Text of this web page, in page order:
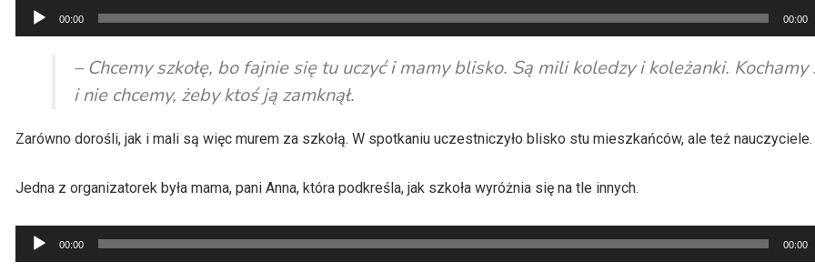
Odtwarzacz
plików
dźwiękowych
00:00 00:00
– Chcemy szkołę, bo fajnie się tu uczyć i mamy blisko. Są mili koledzy i koleżanki. Kochamy
i nie chcemy, żeby ktoś ją zamknął.
Zarówno dorośli, jak i mali są więc murem za szkołą. W spotkaniu uczestniczyło blisko stu mieszkańców, ale też nauczyciele.
Jedna z organizatorek była mama, pani Anna, która podkreśla, jak szkoła wyróżnia się na tle innych.
Odtwarzacz
plików
00:00 00:00